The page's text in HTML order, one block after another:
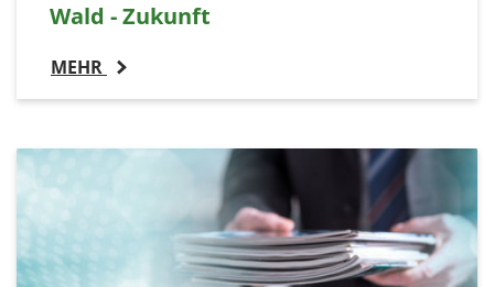
Wald - Zukunft
MEHR